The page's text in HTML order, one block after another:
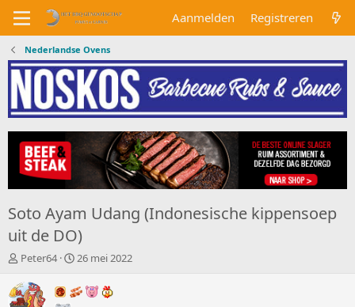
Aanmelden Registreren
Nederlandse Ovens
Soto Ayam Udang (Indonesische kippensoep
uit de DO)
O
d
e
Peter64
S
a
r
26 mei 2022